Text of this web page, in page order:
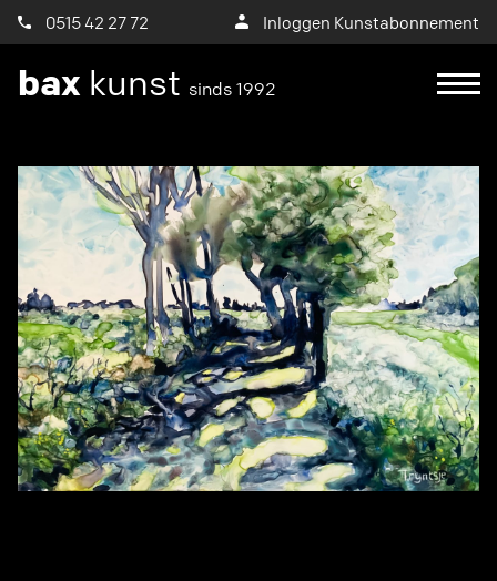
0515 42 27 72 Inloggen Kunstabonnement
bax kunst sinds 1992